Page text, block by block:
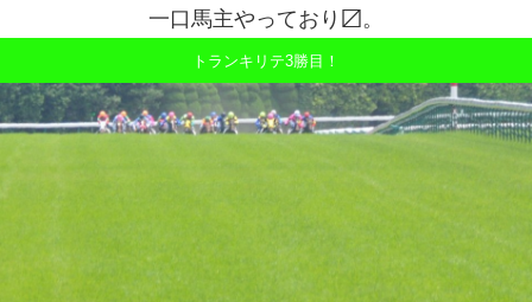
一口馬主やっており〼。
トランキリテ3勝目！